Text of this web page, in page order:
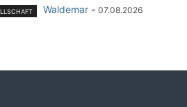
Waldemar - 07.08.2026